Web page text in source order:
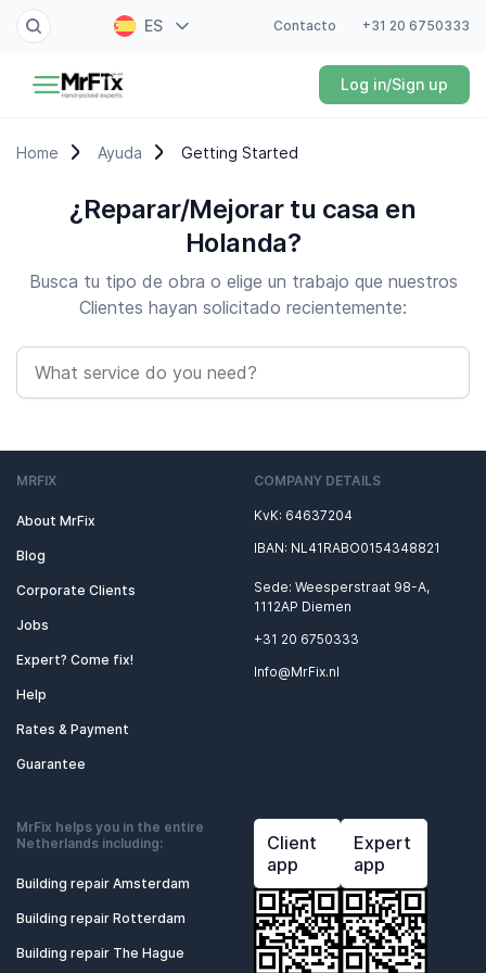
ES
DE
Contacto +31 20 6750333
Log in/Sign up
Pintor
Fontanero
Cerrajero
Técnico electrodomésticos
Jardinero
Limpiador
Técnico Informático
Log in as Expert
Home Ayuda Getting Started
¿Reparar/Mejorar tu casa en
Holanda?
Busca tu tipo de obra o elige un trabajo que nuestros
Clientes hayan solicitado recientemente:
MRFIX
About MrFix
Blog
Corporate Clients
Jobs
Expert? Come fix!
Help
Rates & Payment
Guarantee
COMPANY DETAILS
KvK: 64637204
IBAN: NL41RABO0154348821
Sede: Weesperstraat 98-A,
1112AP Diemen
+31 20 6750333
Info@MrFix.nl
MrFix helps you in the entire
Netherlands including:
Building repair Amsterdam
Building repair Rotterdam
Building repair The Hague
Client
app
Expert
app